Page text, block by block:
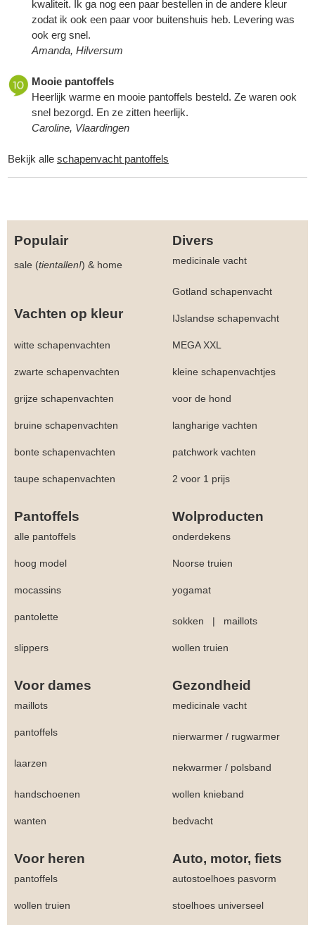
kwaliteit. Ik ga nog een paar bestellen in de andere kleur
zodat ik ook een paar voor buitenshuis heb. Levering was
ook erg snel.
Amanda, Hilversum
Mooie pantoffels
Heerlijk warme en mooie pantoffels besteld. Ze waren ook
snel bezorgd. En ze zitten heerlijk.
Caroline, Vlaardingen
Bekijk alle schapenvacht pantoffels
Populair Divers
sale (tientallen!) & home medicinale vacht
Gotland schapenvacht
Vachten op kleur IJslandse schapenvacht
witte schapenvachten MEGA XXL
zwarte schapenvachten kleine schapenvachtjes
grijze schapenvachten voor de hond
bruine schapenvachten langharige vachten
bonte schapenvachten patchwork vachten
taupe schapenvachten 2 voor 1 prijs
Pantoffels Wolproducten
alle pantoffels onderdekens
hoog model Noorse truien
mocassins yogamat
pantolette sokken | maillots
slippers wollen truien
Voor dames Gezondheid
maillots medicinale vacht
pantoffels nierwarmer / rugwarmer
laarzen nekwarmer / polsband
handschoenen wollen knieband
wanten bedvacht
Voor heren Auto, motor, fiets
pantoffels autostoelhoes pasvorm
wollen truien stoelhoes universeel